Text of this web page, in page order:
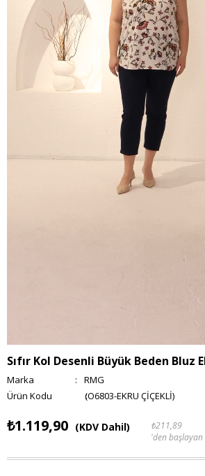
Sıfır Kol Desenli Büyük Beden Bluz
Marka :
RMG
(O6803-EKRU ÇİÇEKLİ)
₺1.119,90 (KDV Dahil)
₺211,89
'den